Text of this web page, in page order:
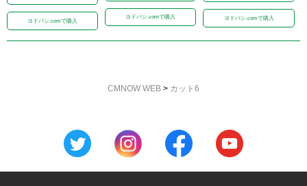
ヨドバシ.comで購入
ヨドバシ.comで購入 ヨドバシ.comで購入
CMNOW WEB > カット6